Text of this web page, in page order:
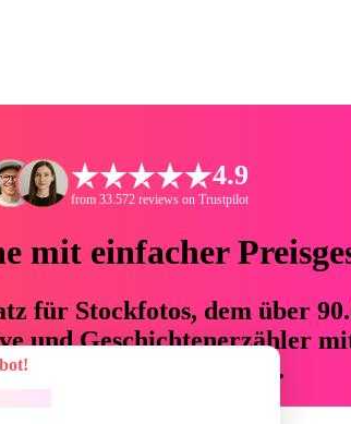
4.9
from 33.572 reviews on Trustpilot
mit einfacher
für Stockfotos, dem über
und Geschichtenerzähler
und Budget einsparen.